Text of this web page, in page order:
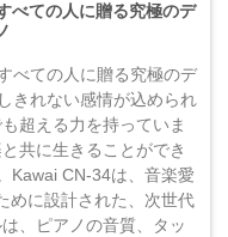
べての人に贈る究極のデ
べての人に贈る究極のデ
きれない感情が込められ
超える力を持っていま
共に生きることができ
Kawai CN-34は、音楽愛
めに設計された、次世代
、ピアノの音質、タッ